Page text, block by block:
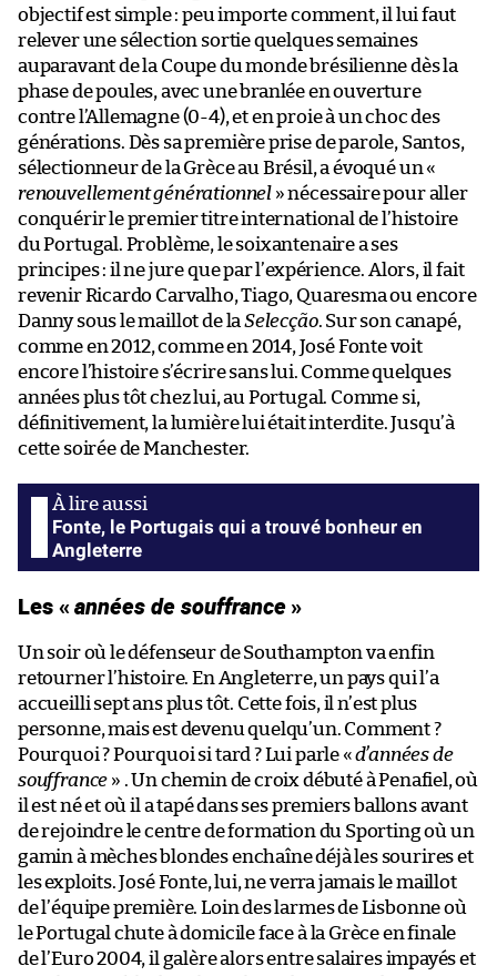
objectif est simple : peu importe comment, il lui faut
relever une sélection sortie quelques semaines
auparavant de la Coupe du monde brésilienne dès la
phase de poules, avec une branlée en ouverture
contre l’Allemagne (0-4), et en proie à un choc des
générations. Dès sa première prise de parole, Santos,
sélectionneur de la Grèce au Brésil, a évoqué un «
renouvellement générationnel» nécessaire pour aller
conquérir le premier titre international de l’histoire
du Portugal. Problème, le soixantenaire a ses
principes : il ne jure que par l’expérience. Alors, il fait
revenir Ricardo Carvalho, Tiago, Quaresma ou encore
Danny sous le maillot de la Selecção. Sur son canapé,
comme en 2012, comme en 2014, José Fonte voit
encore l’histoire s’écrire sans lui. Comme quelques
années plus tôt chez lui, au Portugal. Comme si,
définitivement, la lumière lui était interdite. Jusqu’à
cette soirée de Manchester.
Fonte, le Portugais qui a trouvé bonheur en
Angleterre
Les «années de souffrance»
Un soir où le défenseur de Southampton va enfin
retourner l’histoire. En Angleterre, un pays qui l’a
accueilli sept ans plus tôt. Cette fois, il n’est plus
personne, mais est devenu quelqu’un. Comment ?
Pourquoi ? Pourquoi si tard ? Lui parle «d’années de
souffrance » . Un chemin de croix débuté à Penafiel, où
il est né et où il a tapé dans ses premiers ballons avant
de rejoindre le centre de formation du Sporting où un
gamin à mèches blondes enchaîne déjà les sourires et
les exploits. José Fonte, lui, ne verra jamais le maillot
de l’équipe première. Loin des larmes de Lisbonne où
le Portugal chute à domicile face à la Grèce en finale
de l’Euro 2004, il galère alors entre salaires impayés et